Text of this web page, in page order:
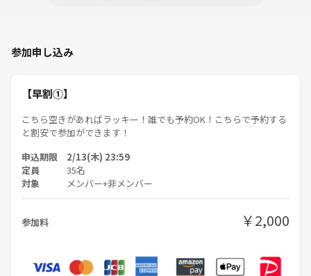
ていきました！
ントを通して
作って自分の居場所を参加者の皆さんと作る！
みんながイキイキとできる自分の居場所を大阪でも作って行けたら本当
※この日は大阪の担当者が行います！
主にボードゲームを大阪のレンタルスペースを貸し切って行います。
■ゲームの難易度
参加申し込み
【早割①】
こちら空きがあればラッキー！誰でも予約OK！こちらで予約する
と割安で参加ができます！
申込期限 2/13(木) 23:59
定員 35名
対象 メンバー+非メンバー
参加料 ￥2,000